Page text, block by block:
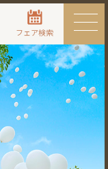
フェア検索